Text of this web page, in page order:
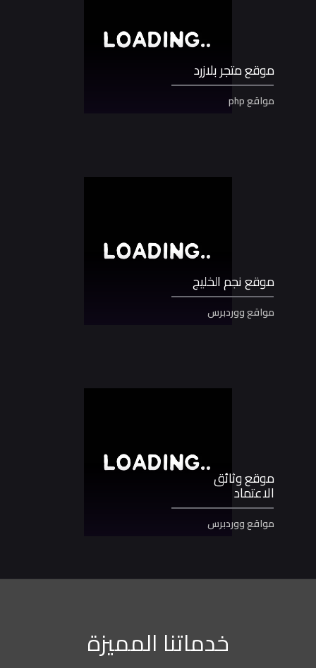
موقع متجر بلازرد
مواقع php
موقع نجم الخليج
مواقع ووردبرس
موقع وثائق
الاعتماد
مواقع ووردبرس
خدماتنا المميزة